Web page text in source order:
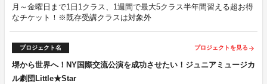
月～金曜日まで1日1クラス、1週間で最大5クラス半年間習える超お得
なチケット！※既存受講クラスは対象外
プロジェクト名 プロジェクトを見る arrow_forward
堺から世界へ！NY国際交流公演を成功させたい！ジュニアミュージカ
ル劇団Little★Star